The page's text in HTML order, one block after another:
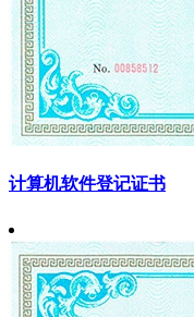
计算机软件登记证书